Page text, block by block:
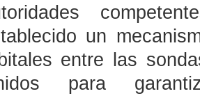
un
entre las
para